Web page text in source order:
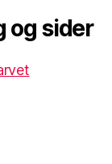
og sider